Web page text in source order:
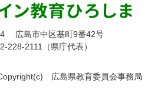
広島市中区基町9番42号
228-2111（県庁代表）
広島県教育委員会事務局